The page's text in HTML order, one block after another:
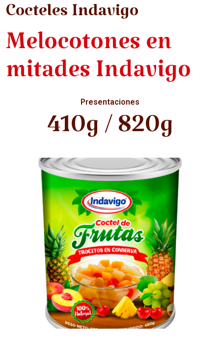
Cocteles Indavigo
Melocotones en
mitades Indavigo
Presentaciones
410g / 820g